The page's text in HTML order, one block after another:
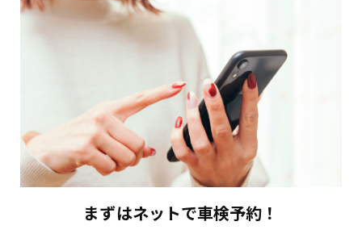
まずはネットで車検予約！